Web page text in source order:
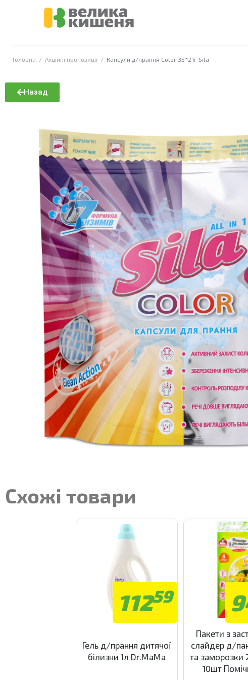
Головна / Акційні пропозиції / Капсули д/прання Color 35*21г Sila
Назад
Схожі товари
11259
Гель д/прання дитячої
білизни 1л Dr.MaMa
Пакети з
слайдер д/
та заморозки
10шт